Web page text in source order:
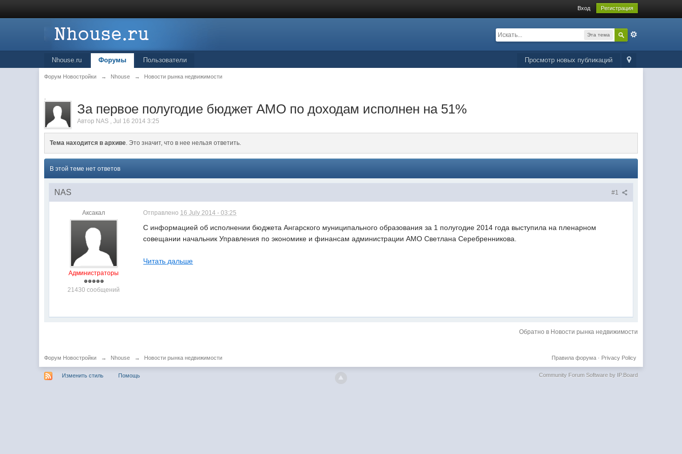
Вход Регистрация
Эта тема
Просмотр новых публикаций
Nhouse.ru Форумы Пользователи
Форум Новостройки → Nhouse → Новости рынка недвижимости
.
За первое полугодие бюджет АМО по доходам исполнен на 51%
Автор NAS ,Jul 16 2014 3:25
Тема находится в архиве. Это значит, что в нее нельзя ответить.
В этой теме нет ответов
#1
NAS
Аксакал
Администраторы
21430 сообщений
Отправлено 16 July 2014 - 03:25
С информацией об исполнении бюджета Ангарского муниципального образования за 1 полугодие 2014 года выступила на пленарном
совещании начальник Управления по экономике и финансам администрации АМО Светлана Серебренникова.
Читать дальше
Обратно в Новости рынка недвижимости
Форум Новостройки → Nhouse → Новости рынка недвижимости Privacy Policy
Правила форума·
Изменить стиль Помощь Community Forum Software by IP.Board